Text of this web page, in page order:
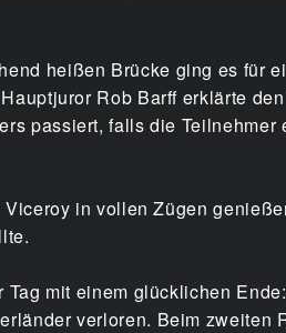
heißen Brücke ging es für
Rob Barff erklärte
passiert, falls die Teilnehmer
in vollen Zügen
mit einem glücklichen
verloren. Beim zweiten